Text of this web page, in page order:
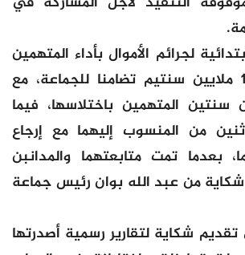
لجرائم الأموال بأداء المتهمين
الثلاثة تضامنا 10 ملايين سنتيم تضامنا للجماعة، مع
مليون سنتين المتهمين باختلاسها، فيما
من المنسوب إليهما مع إرجاع
بعدما تمت متابعتهما والمدانبن
شكاية من عبد الله بوان رئيس جماعة
شكاية لتقارير رسمية أصدرتها